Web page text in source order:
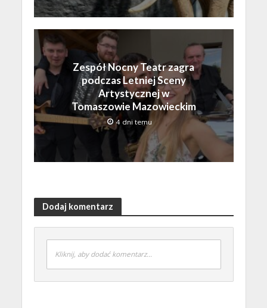
Zespół Nocny Teatr zagra
podczas Letniej Sceny
Artystycznej w
Tomaszowie Mazowieckim
4 dni temu
Dodaj komentarz
Kliknij, aby dodać komentarz...